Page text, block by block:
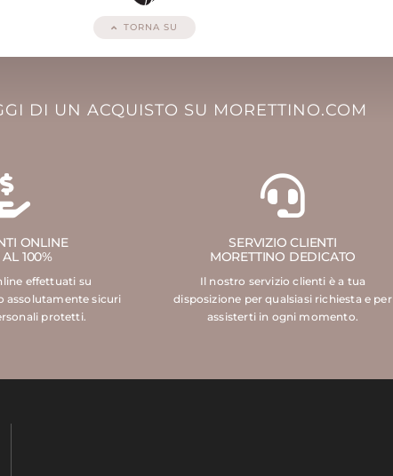
TORNA SU
DI UN ACQUISTO SU MORETTINO.COM
ONLINE
100%
effettuati su
assolutamente sicuri
protetti.
SERVIZIO CLIENTI
MORETTINO DEDICATO
Il nostro servizio clienti è a tua
disposizione per qualsiasi richiesta e per
assisterti in ogni momento.